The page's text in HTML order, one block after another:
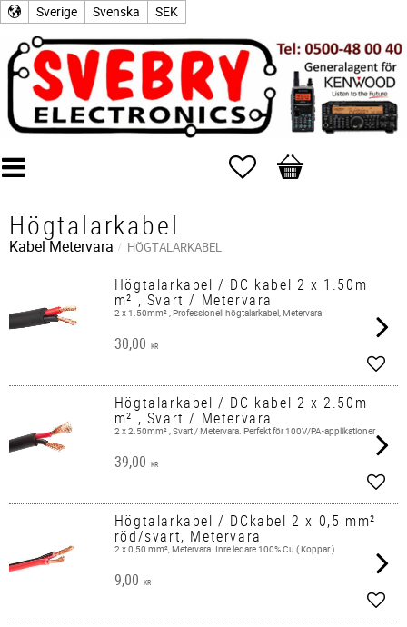
Sverige Svenska SEK
Favoriter
Kundvagn
Högtalarkabel
Kabel Metervara HÖGTALARKABEL
Högtalarkabel / DC kabel 2 x 1.50m
m² , Svart / Metervara
2 x 1.50mm² , Professionell högtalarkabel, Metervara
30,00 KR
Högtalarkabel / DC kabel 2 x 2.50m
m² , Svart / Metervara
2 x 2.50mm² , Svart / Metervara. Perfekt för 100V/PA-applikationer
39,00 KR
Högtalarkabel / DCkabel 2 x 0,5 mm²
röd/svart, Metervara
2 x 0,50 mm², Metervara. Inre ledare 100% Cu ( Koppar )
9,00 KR